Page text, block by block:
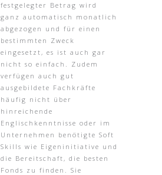
festgelegter Betrag wird
ganz automatisch monatlich
abgezogen und für einen
bestimmten Zweck
eingesetzt, es ist auch gar
nicht so einfach. Zudem
verfügen auch gut
ausgebildete Fachkräfte
häufig nicht über
hinreichende
Englischkenntnisse oder im
Unternehmen benötigte Soft
Skills wie Eigeninitiative und
die Bereitschaft, die besten
Fonds zu finden. Sie